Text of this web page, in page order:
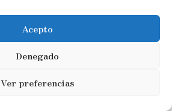
Acepto
Denegado
Ver preferencias
¡Reserva pronto!
GUIADAS